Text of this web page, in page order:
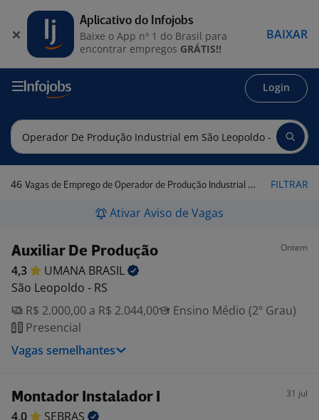
Login
46 Vagas de Emprego de Operador de Produção Industrial em São Leopoldo - RS FILTRAR
Ativar Aviso de Vagas
Auxiliar De Produção Ontem
4,3 UMANA BRASIL
São Leopoldo - RS
R$ 2.000,00 a R$ 2.044,00
Ensino Médio (2º Grau)
Presencial
Vagas semelhantes
Montador Instalador I 31 jul
4,0
SEBRAS
Aplicativo do Infojobs
Baixe o App nº 1 do Brasil para
encontrar empregos GRÁTIS!!
BAIXAR